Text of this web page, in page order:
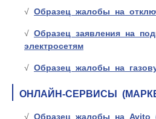
Образец жалобы на
Образец заявления на
электросетям
Образец жалобы на
ОНЛАЙН-СЕРВИСЫ
Образец жалобы на Avito